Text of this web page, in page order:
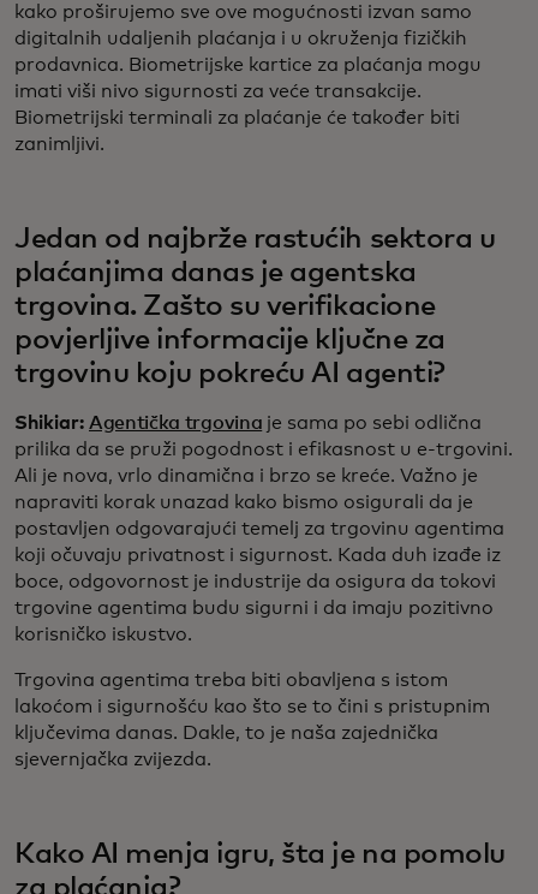
kako proširujemo sve ove mogućnosti izvan samo
digitalnih udaljenih plaćanja i u okruženja fizičkih
prodavnica. Biometrijske kartice za plaćanja mogu
imati viši nivo sigurnosti za veće transakcije.
Biometrijski terminali za plaćanje će također biti
zanimljivi.
Jedan od najbrže rastućih sektora u
plaćanjima danas je agentska
trgovina. Zašto su verifikacione
povjerljive informacije ključne za
trgovinu koju pokreću AI agenti?
Shikiar: Agentička trgovina je sama po sebi odlična
prilika da se pruži pogodnost i efikasnost u e-trgovini.
Ali je nova, vrlo dinamična i brzo se kreće. Važno je
napraviti korak unazad kako bismo osigurali da je
postavljen odgovarajući temelj za trgovinu agentima
koji očuvaju privatnost i sigurnost. Kada duh izađe iz
boce, odgovornost je industrije da osigura da tokovi
trgovine agentima budu sigurni i da imaju pozitivno
korisničko iskustvo.
Trgovina agentima treba biti obavljena s istom
lakoćom i sigurnošću kao što se to čini s pristupnim
ključevima danas. Dakle, to je naša zajednička
sjevernjačka zvijezda.
Kako AI menja igru, šta je na pomolu
za plaćanja?